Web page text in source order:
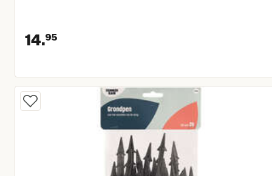
14.95
Huidige prijs € 14,95